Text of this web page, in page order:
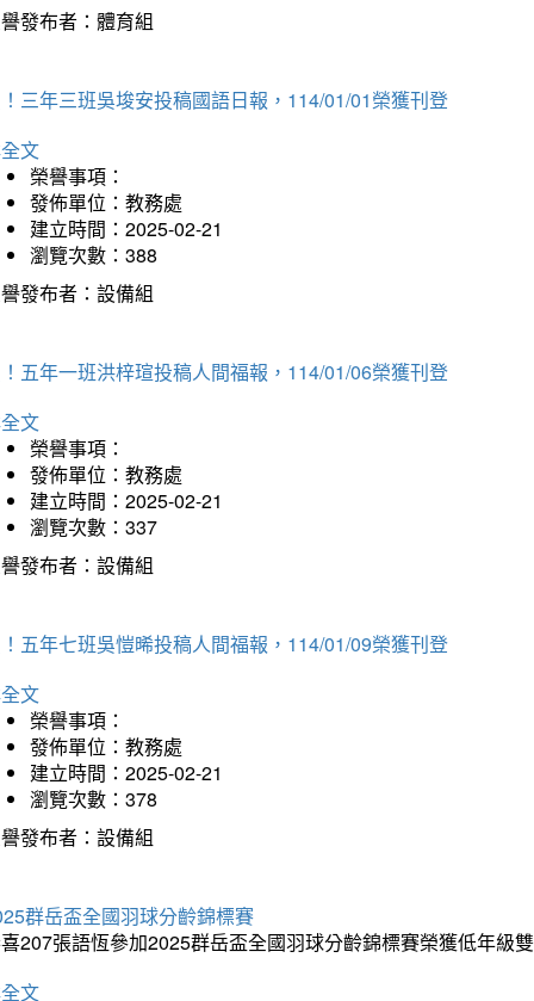
發布者：體育組
三年三班吳埈安投稿國語日報，114/01/01榮獲刊登
文
榮譽事項：
發佈單位：教務處
建立時間：2025-02-21
瀏覽次數：388
發布者：設備組
五年一班洪梓瑄投稿人間福報，114/01/06榮獲刊登
文
榮譽事項：
發佈單位：教務處
建立時間：2025-02-21
瀏覽次數：337
發布者：設備組
五年七班吳愷晞投稿人間福報，114/01/09榮獲刊登
文
榮譽事項：
發佈單位：教務處
建立時間：2025-02-21
瀏覽次數：378
發布者：設備組
群岳盃全國羽球分齡錦標賽
207張語恆參加2025群岳盃全國羽球分齡錦標賽榮獲低年級
文